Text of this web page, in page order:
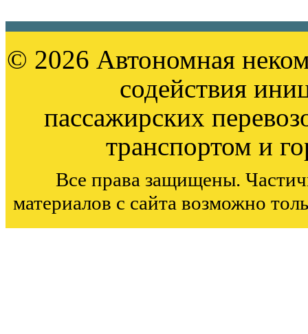
© 2026 Автономная
содействия
пассажирских
транспортом и
Все права защищены.
материалов с сайта возможно